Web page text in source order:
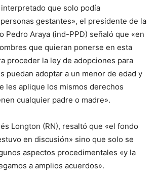
que solo podía
gestantes», el presidente de la
Pedro Araya (ind-PPD) señaló que «en
que quieran ponerse en esta
proceder la ley de adopciones para
puedan adoptar a un menor de edad y
les aplique los mismos derechos
cualquier padre o madre».
Longton (RN), resaltó que «el fondo
en discusión» sino que solo se
aspectos procedimentales «y la
a amplios acuerdos».